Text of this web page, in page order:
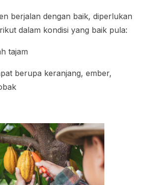
berjalan dengan baik, diperlukan
dalam kondisi yang baik pula:
tajam
berupa keranjang, ember,